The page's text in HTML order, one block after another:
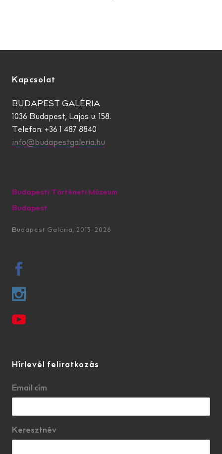
Kapcsolat
BUDAPEST GALÉRIA
1036 Budapest, Lajos u. 158.
Telefon: +36 1 487 8840
info@budapestgaleria.hu
Budapesti Történeti Múzeum
Budapest
Budapest Galéria, 2015–2026
Hírlevél feliratkozás
Email cím
Keresztnév